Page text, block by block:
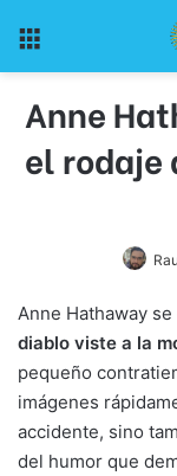
Anne
el rodaje
Anne Hathaway
diablo viste a la
pequeño
imágenes
accidente, sino
del humor que